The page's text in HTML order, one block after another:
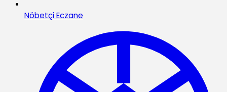
Nöbetçi Eczane